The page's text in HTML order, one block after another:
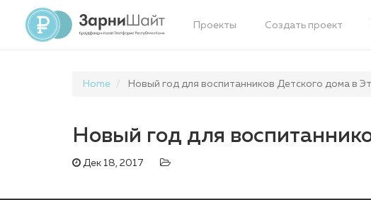
Проекты Создать проект
Home Новый год для воспитанников Детского дома в
Новый год для
Дек 18, 2017